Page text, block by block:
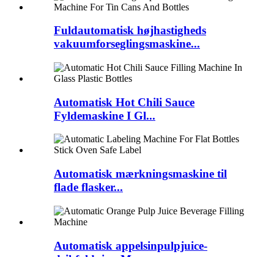
Fuldautomatisk højhastigheds
vakuumforseglingsmaskine...
Automatisk Hot Chili Sauce
Fyldemaskine I Gl...
Automatisk mærkningsmaskine til
flade flasker...
Automatisk appelsinpulpjuice-